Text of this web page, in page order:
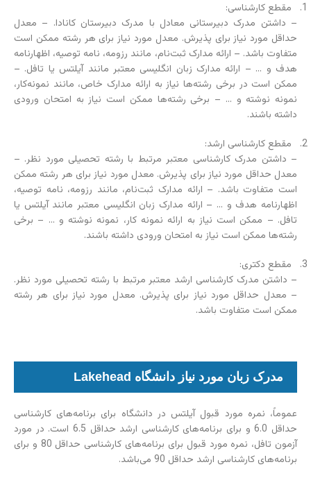
مقطع کارشناسی:
– داشتن مدرک دبیرستانی معادل با مدرک دبیرستان کانادا. – معدل
حداقل مورد نیاز برای پذیرش. معدل مورد نیاز برای هر رشته ممکن است
متفاوت باشد. – ارائه مدارک ثبت‌نام، مانند رزومه، نامه توصیه، اظهارنامه
هدف و … – ارائه مدارک زبان انگلیسی معتبر مانند آیلتس یا تافل. –
ممکن است در برخی رشته‌ها نیاز به ارائه مدارک خاص، مانند نمونه‌کار،
نمونه نوشته و … – برخی رشته‌ها ممکن است نیاز به امتحان ورودی
داشته باشند.
مقطع کارشناسی ارشد:
– داشتن مدرک کارشناسی معتبر مرتبط با رشته تحصیلی مورد نظر. –
معدل حداقل مورد نیاز برای پذیرش. معدل مورد نیاز برای هر رشته ممکن
است متفاوت باشد. – ارائه مدارک ثبت‌نام، مانند رزومه، نامه توصیه،
اظهارنامه هدف و … – ارائه مدارک زبان انگلیسی معتبر مانند آیلتس یا
تافل. – ممکن است نیاز به ارائه نمونه کار، نمونه نوشته و … – برخی
رشته‌ها ممکن است نیاز به امتحان ورودی داشته باشند.
مقطع دکتری:
– داشتن مدرک کارشناسی ارشد معتبر مرتبط با رشته تحصیلی مورد نظر.
– معدل حداقل مورد نیاز برای پذیرش. معدل مورد نیاز برای هر رشته
ممکن است متفاوت باشد.
مدرک زبان مورد نیاز دانشگاه Lakehead
عموماً، نمره مورد قبول آیلتس در دانشگاه برای برنامه‌های کارشناسی
حداقل 6.0 و برای برنامه‌های کارشناسی ارشد حداقل 6.5 است. در مورد
آزمون تافل، نمره مورد قبول برای برنامه‌های کارشناسی حداقل 80 و برای
برنامه‌های کارشناسی ارشد حداقل 90 می‌باشد.